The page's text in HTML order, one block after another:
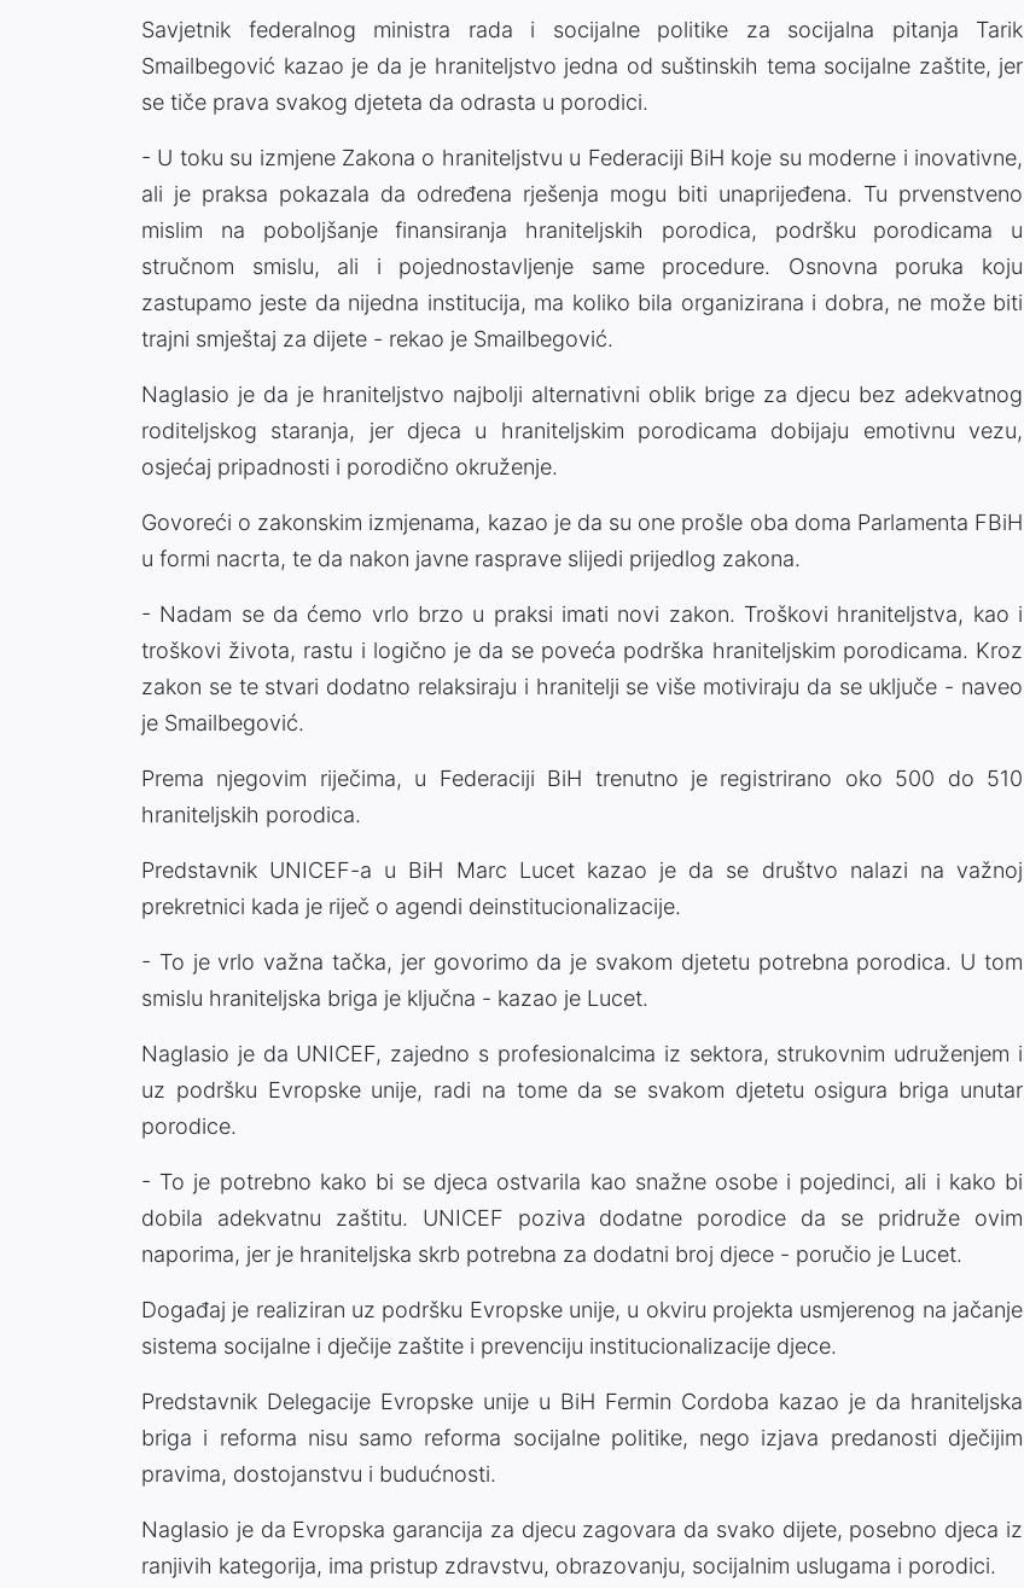
Savjetnik federalnog ministra rada i socijalne politike za socijalna pitanja Tarik
Smailbegović kazao je da je hraniteljstvo jedna od suštinskih tema socijalne zaštite, jer
se tiče prava svakog djeteta da odrasta u porodici.
- U toku su izmjene Zakona o hraniteljstvu u Federaciji BiH koje su moderne i inovativne,
ali je praksa pokazala da određena rješenja mogu biti unaprijeđena. Tu prvenstveno
mislim na poboljšanje finansiranja hraniteljskih porodica, podršku porodicama u
stručnom smislu, ali i pojednostavljenje same procedure. Osnovna poruka koju
zastupamo jeste da nijedna institucija, ma koliko bila organizirana i dobra, ne može biti
trajni smještaj za dijete - rekao je Smailbegović.
Naglasio je da je hraniteljstvo najbolji alternativni oblik brige za djecu bez adekvatnog
roditeljskog staranja, jer djeca u hraniteljskim porodicama dobijaju emotivnu vezu,
osjećaj pripadnosti i porodično okruženje.
Govoreći o zakonskim izmjenama, kazao je da su one prošle oba doma Parlamenta FBiH
u formi nacrta, te da nakon javne rasprave slijedi prijedlog zakona.
- Nadam se da ćemo vrlo brzo u praksi imati novi zakon. Troškovi hraniteljstva, kao i
troškovi života, rastu i logično je da se poveća podrška hraniteljskim porodicama. Kroz
zakon se te stvari dodatno relaksiraju i hranitelji se više motiviraju da se uključe - naveo
je Smailbegović.
Prema njegovim riječima, u Federaciji BiH trenutno je registrirano oko 500 do 510
hraniteljskih porodica.
Predstavnik UNICEF-a u BiH Marc Lucet kazao je da se društvo nalazi na važnoj
prekretnici kada je riječ o agendi deinstitucionalizacije.
- To je vrlo važna tačka, jer govorimo da je svakom djetetu potrebna porodica. U tom
smislu hraniteljska briga je ključna - kazao je Lucet.
Naglasio je da UNICEF, zajedno s profesionalcima iz sektora, strukovnim udruženjem i
uz podršku Evropske unije, radi na tome da se svakom djetetu osigura briga unutar
porodice.
- To je potrebno kako bi se djeca ostvarila kao snažne osobe i pojedinci, ali i kako bi
dobila adekvatnu zaštitu. UNICEF poziva dodatne porodice da se pridruže ovim
naporima, jer je hraniteljska skrb potrebna za dodatni broj djece - poručio je Lucet.
Događaj je realiziran uz podršku Evropske unije, u okviru projekta usmjerenog na jačanje
sistema socijalne i dječije zaštite i prevenciju institucionalizacije djece.
Predstavnik Delegacije Evropske unije u BiH Fermin Cordoba kazao je da hraniteljska
briga i reforma nisu samo reforma socijalne politike, nego izjava predanosti dječijim
pravima, dostojanstvu i budućnosti.
Naglasio je da Evropska garancija za djecu zagovara da svako dijete, posebno djeca iz
ranjivih kategorija, ima pristup zdravstvu, obrazovanju, socijalnim uslugama i porodici.